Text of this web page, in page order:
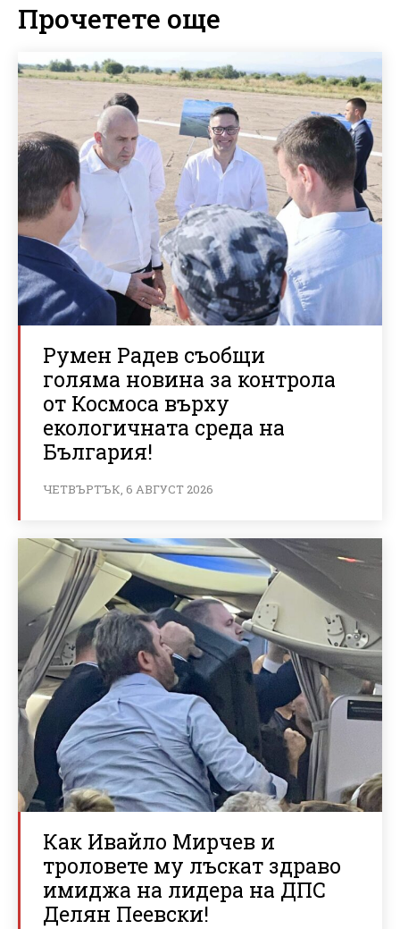
Прочетете още
Румен Радев съобщи
голяма новина за контрола
от Космоса върху
екологичната среда на
България!
ЧЕТВЪРТЪК, 6 АВГУСТ 2026
Как Ивайло Мирчев и
троловете му лъскат здраво
имиджа на лидера на ДПС
Делян Пеевски!